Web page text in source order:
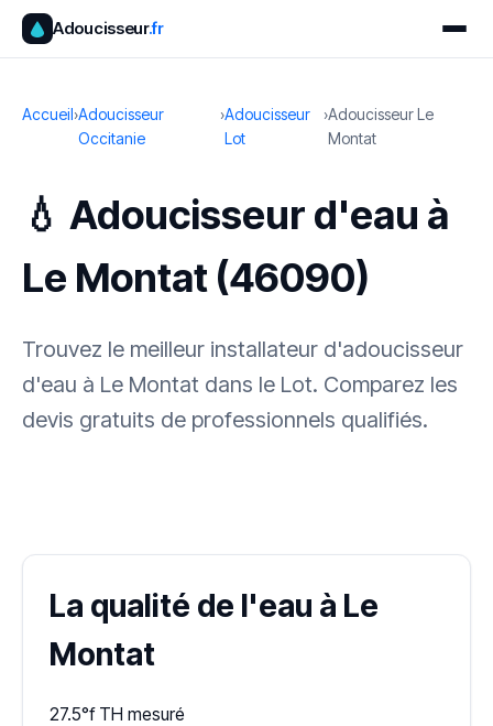
Adoucisseur.fr
Accueil›Adoucisseur
Occitanie
›Adoucisseur
Lot
›Adoucisseur Le
Montat
💧 Adoucisseur d'eau à
Le Montat (46090)
Trouvez le meilleur installateur d'adoucisseur
d'eau à Le Montat dans le Lot. Comparez les
devis gratuits de professionnels qualifiés.
La qualité de l'eau à Le
Montat
27.5°f TH mesuré